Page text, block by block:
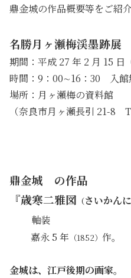
鼎金城の作品概要等をご紹介
名勝月ヶ瀬梅渓墨跡展
期間：平成 27 年 2 月 15 日
時間：9：00∼16：30 入館
場所：月ヶ瀬梅の資料館
（奈良市月ヶ瀬長引 21-8
鼎金城 の作品
『歳寒二雅図 （さいかん
軸装
嘉永 5 年 （1852） 作。
金城は、江戸後期の画家。